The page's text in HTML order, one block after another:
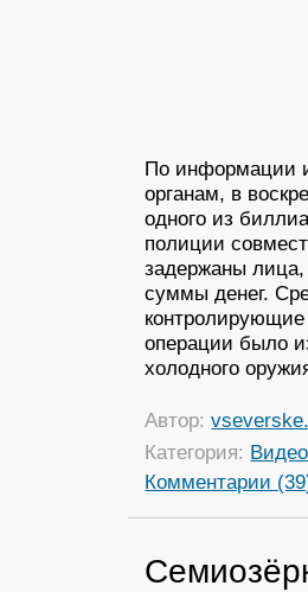
По информации
органам, в
одного из
полиции
задержаны
суммы денег.
контролирующие
операции было
холодного
Автор:
Категория: Видео
Комментарии